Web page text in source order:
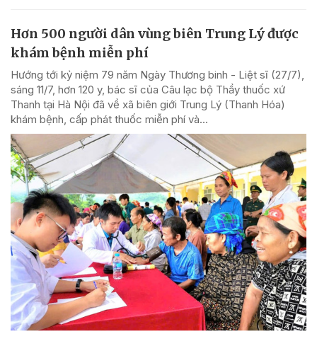
Hơn 500 người dân vùng biên Trung Lý được
khám bệnh miễn phí
Hướng tới kỷ niệm 79 năm Ngày Thương binh - Liệt sĩ (27/7),
sáng 11/7, hơn 120 y, bác sĩ của Câu lạc bộ Thầy thuốc xứ
Thanh tại Hà Nội đã về xã biên giới Trung Lý (Thanh Hóa)
khám bệnh, cấp phát thuốc miễn phí và...